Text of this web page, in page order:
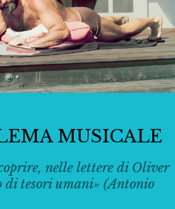
MUSICALE
nelle lettere di Oliver
di tesori umani» (Antonio